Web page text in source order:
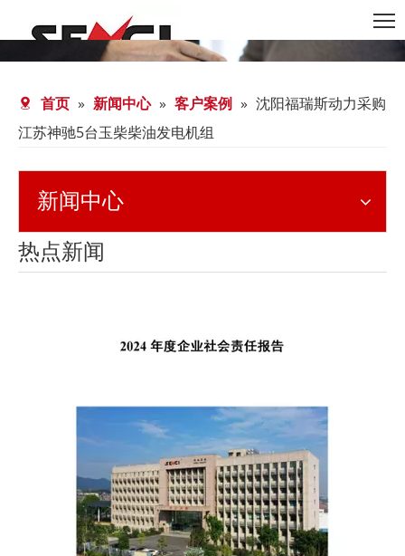
首页 » 新闻中心 » 客户案例 » 沈阳福瑞斯动力采购
江苏神驰5台玉柴柴油发电机组
新闻中心
热点新闻